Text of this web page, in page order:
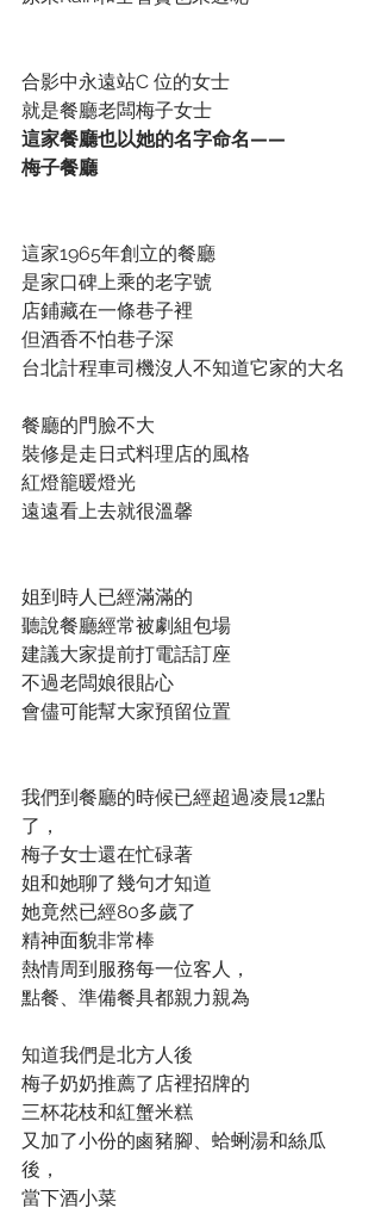
合影中永遠站C 位的女士
就是餐廳老闆梅子女士
這家餐廳也以她的名字命名——
梅子餐廳
這家1965年創立的餐廳
是家口碑上乘的老字號
店鋪藏在一條巷子裡
但酒香不怕巷子深
台北計程車司機沒人不知道它家的大名
餐廳的門臉不大
裝修是走日式料理店的風格
紅燈籠暖燈光
遠遠看上去就很溫馨
姐到時人已經滿滿的
聽說餐廳經常被劇組包場
建議大家提前打電話訂座
不過老闆娘很貼心
會儘可能幫大家預留位置
我們到餐廳的時候已經超過凌晨12點
了，
梅子女士還在忙碌著
姐和她聊了幾句才知道
她竟然已經80多歲了
精神面貌非常棒
熱情周到服務每一位客人，
點餐、準備餐具都親力親為
知道我們是北方人後
梅子奶奶推薦了店裡招牌的
三杯花枝和紅蟹米糕
又加了小份的鹵豬腳、蛤蜊湯和絲瓜
後，
當下酒小菜